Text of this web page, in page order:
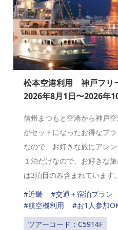
松本空港利用 神戸フリ
2026年8月1日〜2026年
信州まつもと空港から神戸
がセットになったお得なプ
なので、お好きな旅にアレ
１泊だけなので、お好きな
は3泊目のみ含まれています
#近畿
#交通＋宿泊プラン
#航空機利用
#お1人参加
ツアーコード：C5914F